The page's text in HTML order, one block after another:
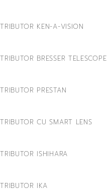
KEN-A-VISION
BRESSER TELESCOPE
PRESTAN
CU SMART LENS
ISHIHARA
IKA